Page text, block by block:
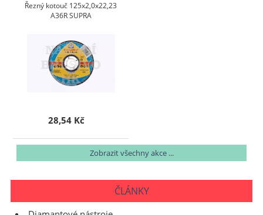
Řezný kotouč 125x2,0x22,23
A36R SUPRA
28,54 Kč
Zobrazit všechny akce ...
ČLÁNKY